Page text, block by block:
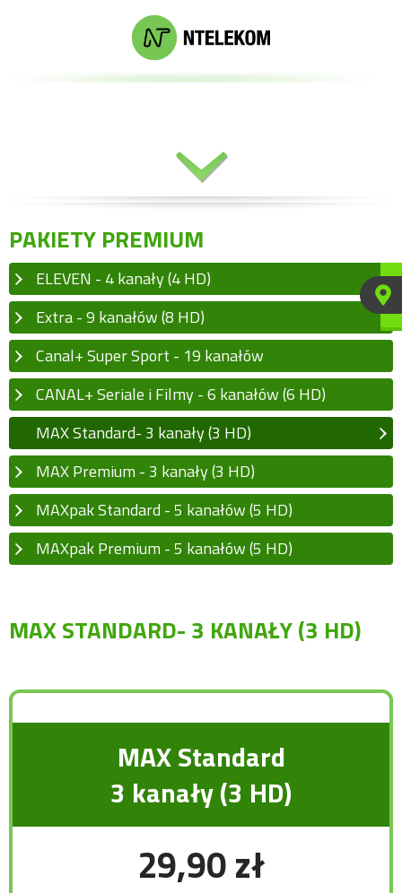
PAKIETY PREMIUM
ELEVEN - 4 kanały (4 HD)
Extra - 9 kanałów (8 HD)
Canal+ Super Sport - 19 kanałów
CANAL+ Seriale i Filmy - 6 kanałów (6 HD)
MAX Standard- 3 kanały (3 HD)
MAX Premium - 3 kanały (3 HD)
MAXpak Standard - 5 kanałów (5 HD)
MAXpak Premium - 5 kanałów (5 HD)
MAX STANDARD- 3 KANAŁY (3 HD)
MAX Standard
3 kanały (3 HD)
29,90 zł